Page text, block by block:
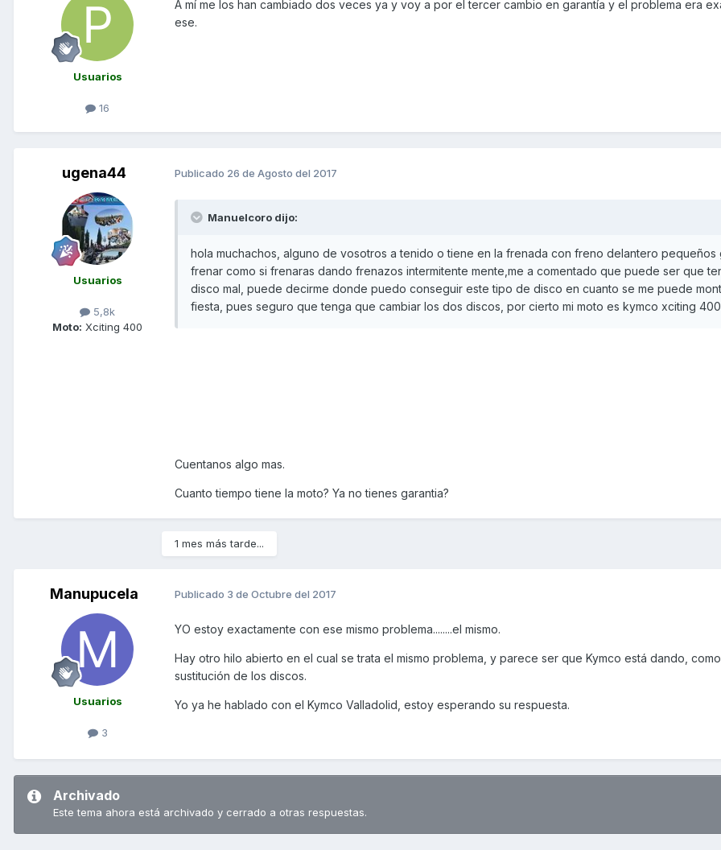
Usuarios
16
A mí me los han cambiado dos veces ya y voy a por el tercer cambio en garantía y el problema era
ese.
ugena44
Usuarios
5,8k
Moto: Xciting 400
Publicado 26 de Agosto del 2017
Manuelcoro dijo:
hola muchachos, alguno de vosotros a tenido o tiene en la frenada con freno delantero pequeños
frenar como si frenaras dando frenazos intermitente mente,me a comentado que puede ser que
disco mal, puede decirme donde puedo conseguir este tipo de disco en cuanto se me puede
fiesta, pues seguro que tenga que cambiar los dos discos, por cierto mi moto es kymco xciting 400
Cuentanos algo mas.
Cuanto tiempo tiene la moto? Ya no tienes garantia?
1 mes más tarde...
Manupucela
Usuarios
3
Publicado 3 de Octubre del 2017
YO estoy exactamente con ese mismo problema........el mismo.
Hay otro hilo abierto en el cual se trata el mismo problema, y parece ser que Kymco está dando,
sustitución de los discos.
Yo ya he hablado con el Kymco Valladolid, estoy esperando su respuesta.
Archivado
Este tema ahora está archivado y cerrado a otras respuestas.